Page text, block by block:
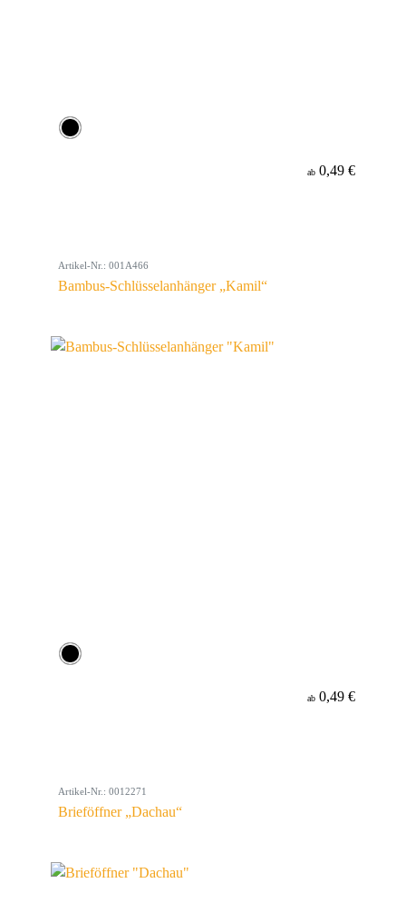
ab 0,49 €
Artikel-Nr.: 001A466
Bambus-Schlüsselanhänger „Kamil“
ab 0,49 €
Artikel-Nr.: 0012271
Brieföffner „Dachau“